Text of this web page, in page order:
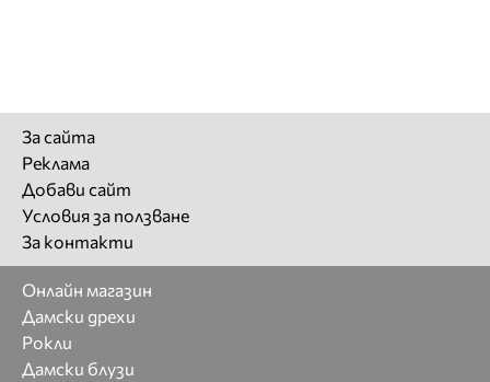
За сайта
Реклама
Добави сайт
Условия за ползване
За контакти
Онлайн магазин
Дамски дрехи
Рокли
Дамски блузи